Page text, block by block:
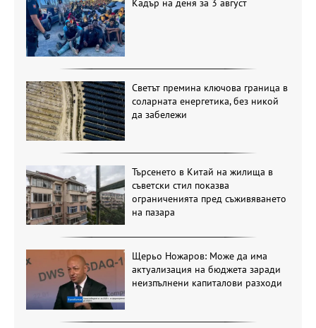
Кадър на деня за 3 август
Светът премина ключова граница в
соларната енергетика, без никой
да забележи
Търсенето в Китай на жилища в
съветски стил показва
ограниченията пред съживяването
на пазара
Щерьо Ножаров: Може да има
актуализация на бюджета заради
неизпълнени капиталови разходи